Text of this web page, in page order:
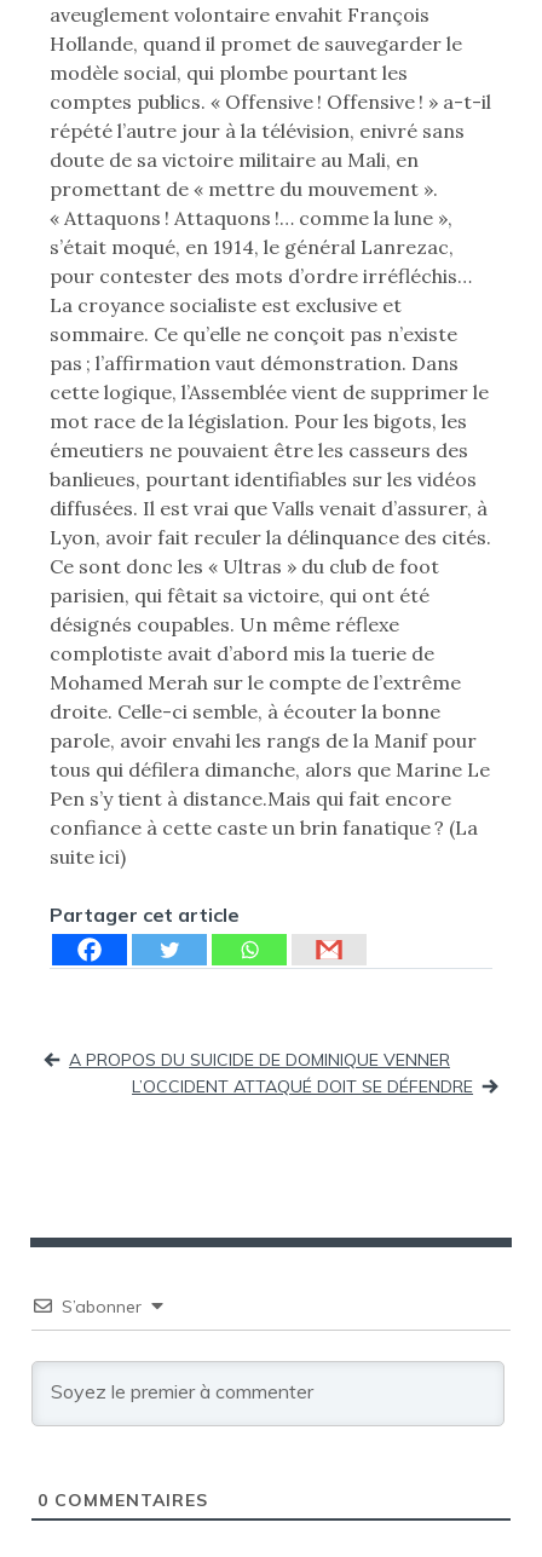
aveuglement volontaire envahit François
Hollande, quand il promet de sauvegarder le
modèle social, qui plombe pourtant les
comptes publics. « Offensive ! Offensive ! » a-t-il
répété l’autre jour à la télévision, enivré sans
doute de sa victoire militaire au Mali, en
promettant de « mettre du mouvement ».
« Attaquons ! Attaquons !… comme la lune »,
s’était moqué, en 1914, le général Lanrezac,
pour contester des mots d’ordre irréfléchis…
La croyance socialiste est exclusive et
sommaire. Ce qu’elle ne conçoit pas n’existe
pas ; l’affirmation vaut démonstration. Dans
cette logique, l’Assemblée vient de supprimer le
mot race de la législation. Pour les bigots, les
émeutiers ne pouvaient être les casseurs des
banlieues, pourtant identifiables sur les vidéos
diffusées. Il est vrai que Valls venait d’assurer, à
Lyon, avoir fait reculer la délinquance des cités.
Ce sont donc les « Ultras » du club de foot
parisien, qui fêtait sa victoire, qui ont été
désignés coupables. Un même réflexe
complotiste avait d’abord mis la tuerie de
Mohamed Merah sur le compte de l’extrême
droite. Celle-ci semble, à écouter la bonne
parole, avoir envahi les rangs de la Manif pour
tous qui défilera dimanche, alors que Marine Le
Pen s’y tient à distance.Mais qui fait encore
confiance à cette caste un brin fanatique ? (La
suite ici)
Partager cet article
Navigation
A PROPOS DU SUICIDE DE DOMINIQUE VENNER
L’OCCIDENT ATTAQUÉ DOIT SE DÉFENDRE
S’abonner
0 COMMENTAIRES